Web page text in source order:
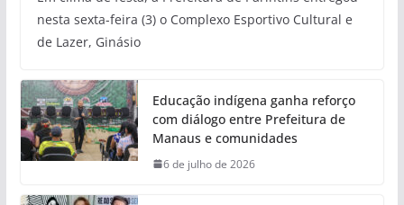
nesta sexta-feira (3) o Complexo Esportivo Cultural e
de Lazer, Ginásio
Educação indígena ganha reforço
com diálogo entre Prefeitura de
Manaus e comunidades
6 de julho de 2026